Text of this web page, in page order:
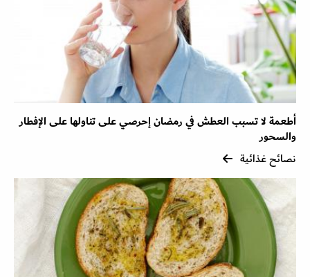
أطعمة لا تسبب العطش في رمضان إحرصي على تناولها على الإفطار
والسحور
نصائح غذائية